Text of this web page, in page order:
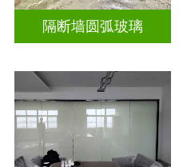
隔断墙圆弧玻璃